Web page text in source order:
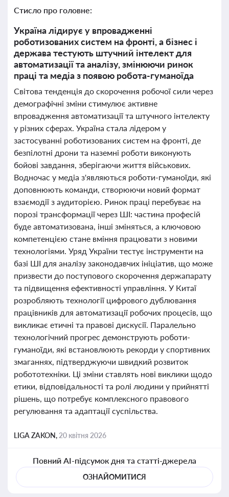
Стисло про головне:
Україна лідирує у впровадженні
роботизованих систем на фронті, а бізнес і
держава тестують штучний інтелект для
автоматизації та аналізу, змінюючи ринок
праці та медіа з появою робота-гуманоїда
Світова тенденція до скорочення робочої сили через
демографічні зміни стимулює активне
впровадження автоматизації та штучного інтелекту
у різних сферах. Україна стала лідером у
застосуванні роботизованих систем на фронті, де
безпілотні дрони та наземні роботи виконують
бойові завдання, зберігаючи життя військових.
Водночас у медіа з'являються роботи-гуманоїди, які
доповнюють команди, створюючи новий формат
взаємодії з аудиторією. Ринок праці перебуває на
порозі трансформації через ШІ: частина професій
буде автоматизована, інші зміняться, а ключовою
компетенцією стане вміння працювати з новими
технологіями. Уряд України тестує інструменти на
базі ШІ для аналізу законодавчих ініціатив, що може
призвести до поступового скорочення держапарату
та підвищення ефективності управління. У Китаї
розробляють технології цифрового дублювання
працівників для автоматизації робочих процесів, що
викликає етичні та правові дискусії. Паралельно
технологічний прогрес демонструють роботи-
гуманоїди, які встановлюють рекорди у спортивних
змаганнях, підтверджуючи швидкий розвиток
робототехніки. Ці зміни ставлять нові виклики щодо
етики, відповідальності та ролі людини у прийнятті
рішень, що потребує комплексного правового
регулювання та адаптації суспільства.
LIGA ZAKON, 20 квітня 2026
Повний AI-підсумок дня та статті-джерела
ОЗНАЙОМИТИСЯ